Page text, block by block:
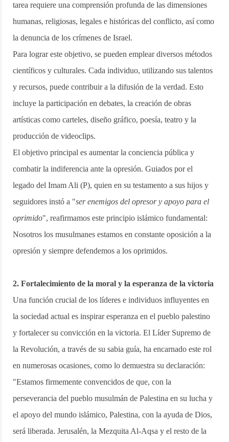
tarea requiere una comprensión profunda de las dimensiones
humanas, religiosas, legales e históricas del conflicto, así como
la denuncia de los crímenes de Israel.
Para lograr este objetivo, se pueden emplear diversos métodos
científicos y culturales. Cada individuo, utilizando sus talentos
y recursos, puede contribuir a la difusión de la verdad. Esto
incluye la participación en debates, la creación de obras
artísticas como carteles, diseño gráfico, poesía, teatro y la
producción de videoclips.
El objetivo principal es aumentar la conciencia pública y
combatir la indiferencia ante la opresión. Guiados por el
legado del Imam Ali (P), quien en su testamento a sus hijos y
seguidores instó a "ser enemigos del opresor y apoyo para el
oprimido", reafirmamos este principio islámico fundamental:
Nosotros los musulmanes estamos en constante oposición a la
opresión y siempre defendemos a los oprimidos.
2. Fortalecimiento de la moral y la esperanza de la victoria
Una función crucial de los líderes e individuos influyentes en
la sociedad actual es inspirar esperanza en el pueblo palestino
y fortalecer su convicción en la victoria. El Líder Supremo de
la Revolución, a través de su sabia guía, ha encarnado este rol
en numerosas ocasiones, como lo demuestra su declaración:
"Estamos firmemente convencidos de que, con la
perseverancia del pueblo musulmán de Palestina en su lucha y
el apoyo del mundo islámico, Palestina, con la ayuda de Dios,
será liberada. Jerusalén, la Mezquita Al-Aqsa y el resto de la